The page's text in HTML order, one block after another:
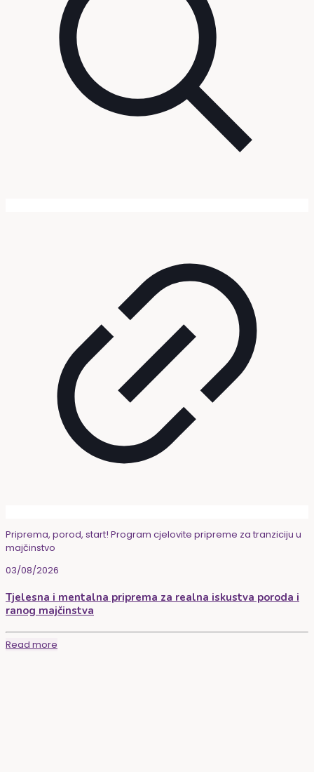
Priprema, porod, start! Program cjelovite pripreme za tranziciju u
majčinstvo
03/08/2026
Tjelesna i mentalna priprema za realna iskustva poroda i
ranog majčinstva
Read more